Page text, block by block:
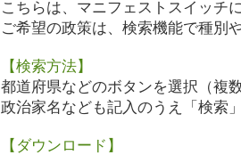
こちらは、マニフェストスイッチ
ご希望の政策は、検索機能で種別
【検索方法】
都道府県などのボタンを選択（複
政治家名なども記入のうえ「検索
【ダウンロード】